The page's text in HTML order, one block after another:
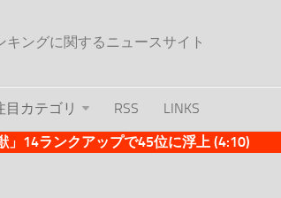
ングに関するニュースサイト
目カテゴリ RSS
LINKS
」14ランクアップで45位に浮上 (4:10)